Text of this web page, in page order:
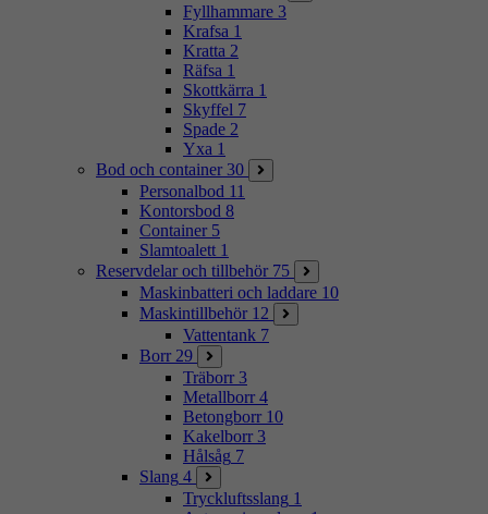
Fyllhammare 3
Krafsa 1
Kratta 2
Räfsa 1
Skottkärra 1
Skyffel 7
Spade 2
Yxa 1
Bod och container 30
Personalbod 11
Kontorsbod 8
Container 5
Slamtoalett 1
Reservdelar och tillbehör 75
Maskinbatteri och laddare 10
Maskintillbehör 12
Vattentank 7
Borr 29
Träborr 3
Metallborr 4
Betongborr 10
Kakelborr 3
Hålsåg 7
Slang 4
Tryckluftsslang 1